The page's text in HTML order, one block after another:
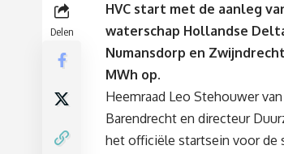
Delen
HVC start met de aanleg
waterschap Hollandse
Numansdorp en
MWh op.
Heemraad Leo Stehouwer
Barendrecht en directeur
het officiële startsein voor de